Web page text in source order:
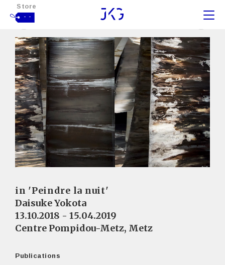
Store
- -
in 'Peindre la nuit'
Daisuke Yokota
13.10.2018 - 15.04.2019
Centre Pompidou-Metz, Metz
Publications